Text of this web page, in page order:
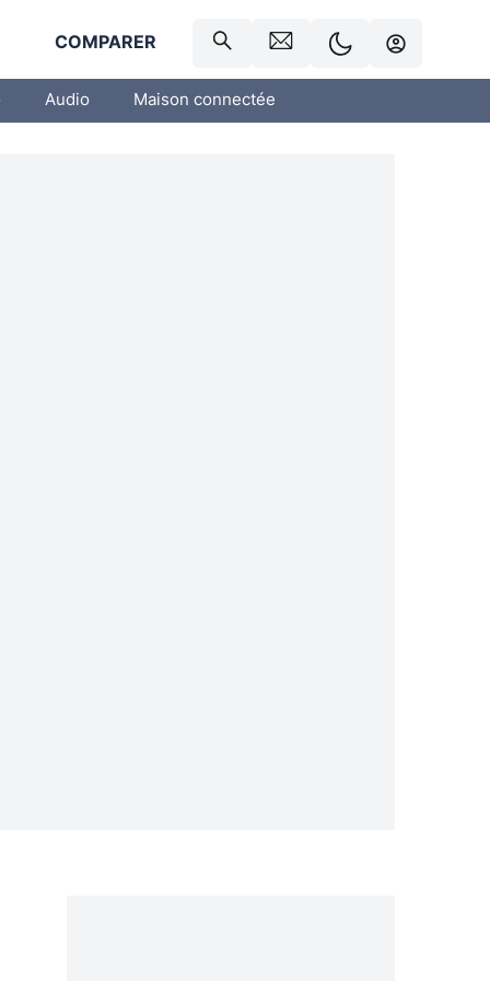
COMPARER
Audio Maison connectée